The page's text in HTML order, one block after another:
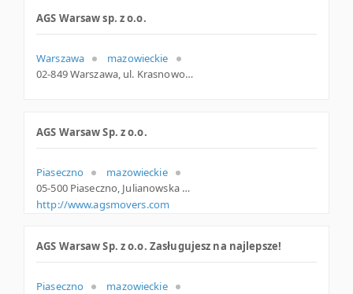
AGS Warsaw sp. z o.o.
Warszawa
mazowieckie
02-849 Warszawa, ul. Krasnowolska 21 /27B, mazowieckie
AGS Warsaw Sp. z o.o.
Piaseczno
mazowieckie
05-500 Piaseczno, Julianowska 37, woj. Mazowieckie, pow. Piaseczyński, gm. Piaseczno
http://www.agsmovers.com
AGS Warsaw Sp. z o.o. Zasługujesz na najlepsze!
Piaseczno
mazowieckie